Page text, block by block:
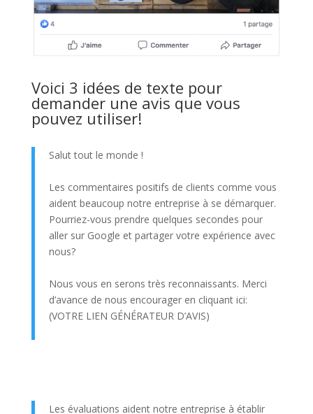
Voici 3 idées de texte pour
demander une avis que vous
pouvez utiliser!
Salut tout le monde !
Les commentaires positifs de clients comme vous
aident beaucoup notre entreprise à se démarquer.
Pourriez-vous prendre quelques secondes pour
aller sur Google et partager votre expérience avec
nous?
Nous vous en serons très reconnaissants. Merci
d’avance de nous encourager en cliquant ici:
(VOTRE LIEN GÉNÉRATEUR D’AVIS)
Les évaluations aident notre entreprise à établir